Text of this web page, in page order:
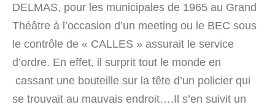
DELMAS, pour les municipales de 1965 au Grand
Théâtre à l’occasion d’un meeting ou le BEC sous
le contrôle de « CALLES » assurait le service
d’ordre. En effet, il surprit tout le monde en
cassant une bouteille sur la tête d’un policier qui
se trouvait au mauvais endroit….Il s’en suivit un